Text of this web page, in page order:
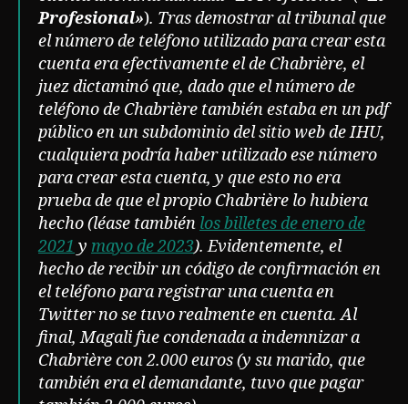
Profesional»). Tras demostrar al tribunal que
el número de teléfono utilizado para crear esta
cuenta era efectivamente el de Chabrière, el
juez dictaminó que, dado que el número de
teléfono de Chabrière también estaba en un pdf
público en un subdominio del sitio web de IHU,
cualquiera podría haber utilizado ese número
para crear esta cuenta, y que esto no era
prueba de que el propio Chabrière lo hubiera
hecho (léase también los billetes de enero de
2021 y mayo de 2023). Evidentemente, el
hecho de recibir un código de confirmación en
el teléfono para registrar una cuenta en
Twitter no se tuvo realmente en cuenta. Al
final, Magali fue condenada a indemnizar a
Chabrière con 2.000 euros (y su marido, que
también era el demandante, tuvo que pagar